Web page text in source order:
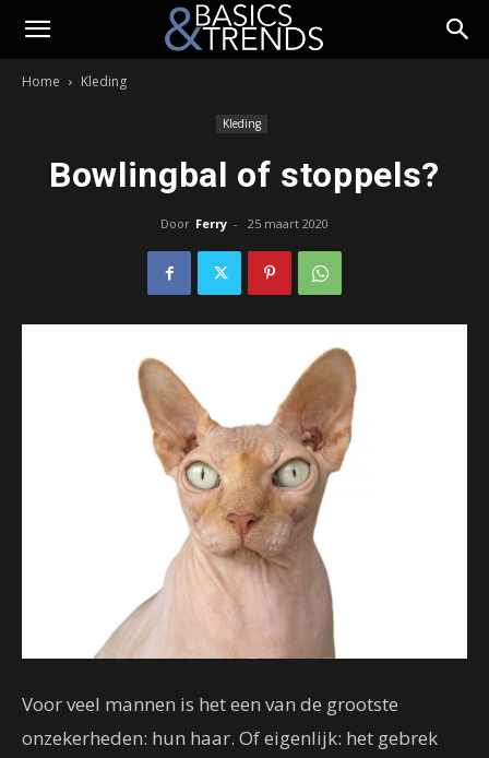
Home Kleding
Kleding
Bowlingbal of stoppels?
Door Ferry - 25 maart 2020
Voor veel mannen is het een van de grootste
onzekerheden: hun haar. Of eigenlijk: het gebrek